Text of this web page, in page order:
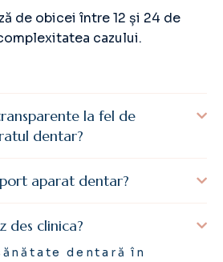
de obicei între 12 și 24 de
cazului.
la fel de
dentar?
aparat dentar?
des clinica?
dentară în